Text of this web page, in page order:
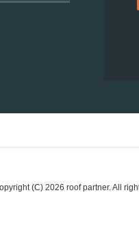
(C) 2026 roof partner. All